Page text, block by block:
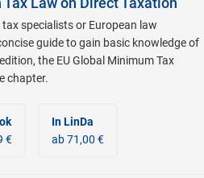
specialists or European law
guide to gain basic knowledge of
the EU Global Minimum Tax
chapter.
€
In LinDa
ab 71,00 €